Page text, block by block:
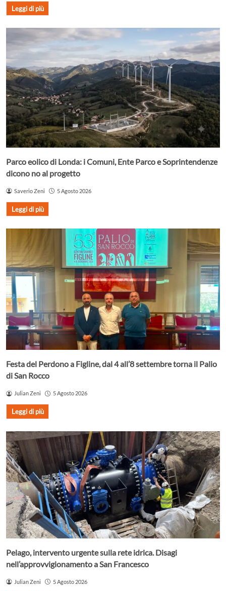
Leggi di più
Parco eolico di Londa: i Comuni, Ente Parco e Soprintendenze
dicono no al progetto
Saverio Zeni 5 Agosto 2026
Leggi di più
Festa del Perdono a Figline, dal 4 all’8 settembre torna il Palio
di San Rocco
Julian Zeni 5 Agosto 2026
Leggi di più
Pelago, intervento urgente sulla rete idrica. Disagi
nell’approvvigionamento a San Francesco
Julian Zeni 5 Agosto 2026